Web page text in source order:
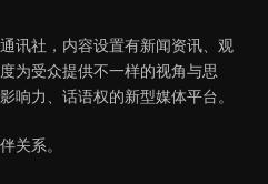
讯社，内容设置有新闻资讯、观
为受众提供不一样的视角与思
响力、话语权的新型媒体平台。
关系。